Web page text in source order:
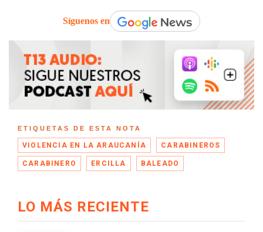
Síguenos en
ETIQUETAS DE ESTA NOTA
VIOLENCIA EN LA ARAUCANÍA CARABINEROS
CARABINERO ERCILLA BALEADO
LO MÁS RECIENTE